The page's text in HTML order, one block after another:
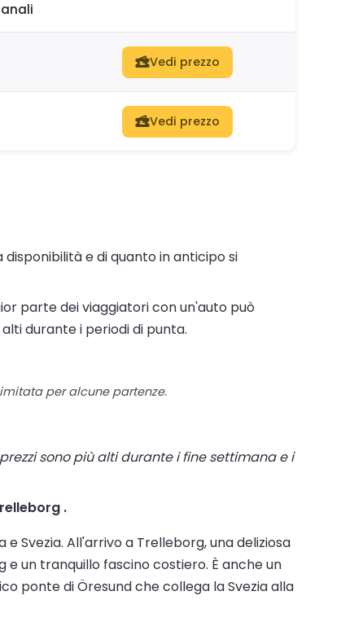
Vedi prezzo
Vedi prezzo
e di quanto in anticipo si
parte dei viaggiatori con un'auto può
durante i periodi di punta.
per alcune partenze.
sono più alti durante i fine settimana e i
.
Svezia. All'arrivo a Trelleborg, una deliziosa
un tranquillo fascino costiero. È anche un
ponte di Öresund che collega la Svezia alla